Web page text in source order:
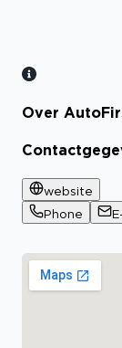
Bekijk
Over
website
Phone